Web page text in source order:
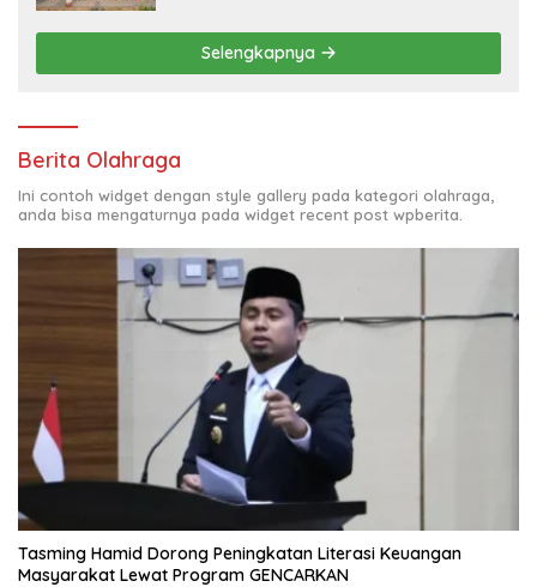
Selengkapnya
Berita Olahraga
Ini contoh widget dengan style gallery pada kategori olahraga,
anda bisa mengaturnya pada widget recent post wpberita.
Tasming Hamid Dorong Peningkatan Literasi Keuangan
Masyarakat Lewat Program GENCARKAN